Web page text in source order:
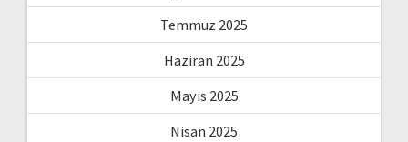
Temmuz 2025
Haziran 2025
Mayıs 2025
Nisan 2025